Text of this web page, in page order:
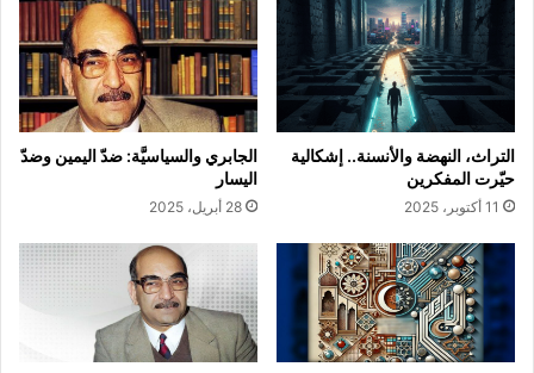
التراث، النهضة والأنسنة.. إشكالية
حيّرت المفكرين
11 أكتوبر، 2025
الجابري والسياسيَّة: ضدّ اليمين وضدّ
اليسار
28 أبريل، 2025